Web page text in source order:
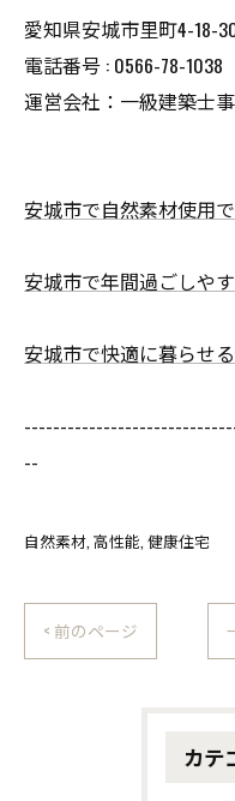
愛知県安城市里町4-
電話番号 : 0566-78-1038
運営会社：一級建築士
安城市で自然素材使用
安城市で年間過ごしや
安城市で快適に暮らせ
--
自然素材 高性能 健康住宅
< 前のページ
カテ